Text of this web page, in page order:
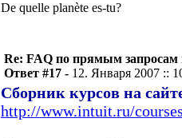
De quelle planète es-tu?
Re: FAQ по прямым
Ответ #17 - 12. Января 2007 ::
Сборник курсов на
http://www.intuit.ru/